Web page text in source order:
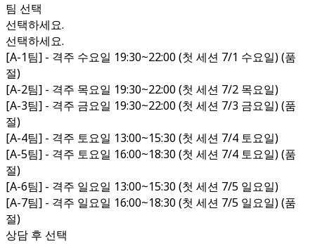
팀 선택
선택하세요.
선택하세요.
[A-1팀] - 격주 수요일 19:30~22:00 (첫 세션 7/1 수요일) (품
절)
[A-2팀] - 격주 목요일 19:30~22:00 (첫 세션 7/2 목요일)
[A-3팀] - 격주 금요일 19:30~22:00 (첫 세션 7/3 금요일) (품
절)
[A-4팀] - 격주 토요일 13:00~15:30 (첫 세션 7/4 토요일)
[A-5팀] - 격주 토요일 16:00~18:30 (첫 세션 7/4 토요일) (품
절)
[A-6팀] - 격주 일요일 13:00~15:30 (첫 세션 7/5 일요일)
[A-7팀] - 격주 일요일 16:00~18:30 (첫 세션 7/5 일요일) (품
절)
상담 후 선택